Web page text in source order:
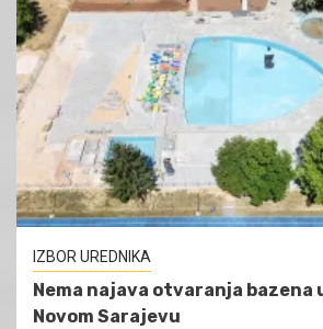
IZBOR UREDNIKA
Nema najava otvaranja bazena
Novom Sarajevu